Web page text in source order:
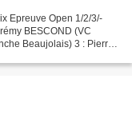
Epreuve Open 1/2/3/-
BESCOND (VC
Beaujolais) 3 : Pierre